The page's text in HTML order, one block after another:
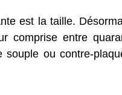
est la taille.
comprise entre
souple ou contre-